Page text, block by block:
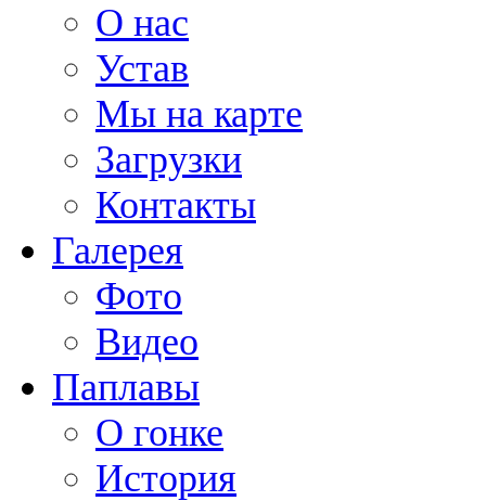
О нас
Устав
Мы на карте
Загрузки
Контакты
Галерея
Фото
Видео
Паплавы
О гонке
История